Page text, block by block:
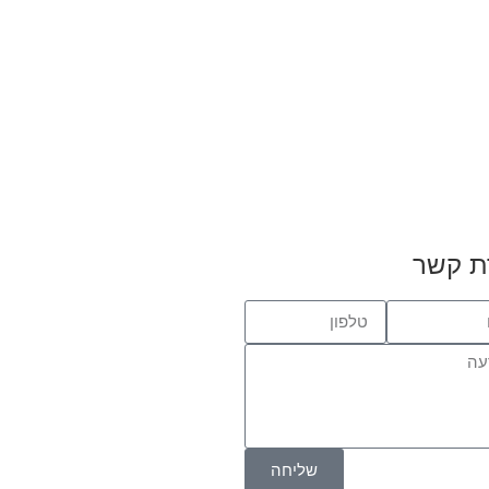
קשר
שליחה